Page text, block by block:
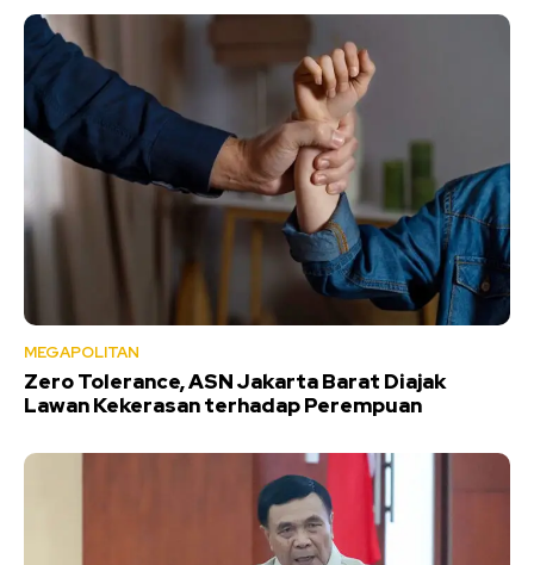
MEGAPOLITAN
Zero Tolerance, ASN Jakarta Barat Diajak
Lawan Kekerasan terhadap Perempuan